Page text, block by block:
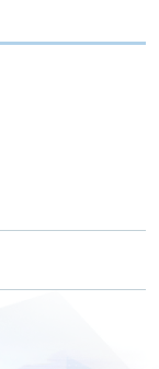
費靈戶口及設